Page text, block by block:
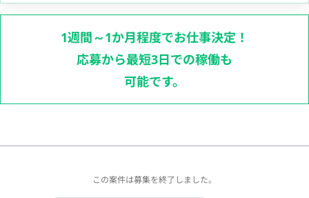
1週間～1か月程度でお仕事決定！
応募から最短3日での稼働も
可能です。
この案件は募集を終了しました。